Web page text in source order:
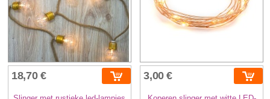
18,70 € 3,00 €